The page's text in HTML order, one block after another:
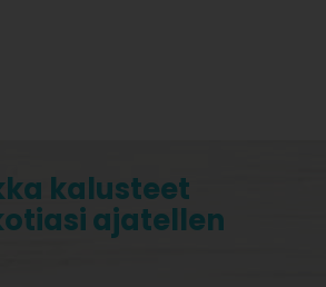
kalusteet
ajatellen